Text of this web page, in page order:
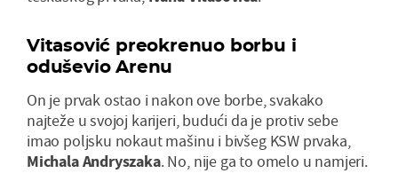
Vitasović preokrenuo borbu i
oduševio Arenu
On je prvak ostao i nakon ove borbe, svakako
najteže u svojoj karijeri, budući da je protiv sebe
imao poljsku nokaut mašinu i bivšeg KSW prvaka,
Michala Andryszaka. No, nije ga to omelo u namjeri.